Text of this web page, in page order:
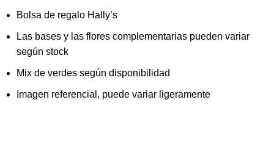
Bolsa de regalo Hally’s
Las bases y las flores complementarias pueden variar
según stock
Mix de verdes según disponibilidad
Imagen referencial, puede variar ligeramente